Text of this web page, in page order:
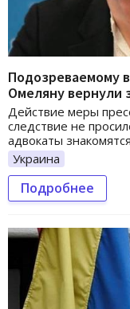
Подозреваемому
Омеляну вернули
Действие меры
следствие не
адвокаты
Украина
Подробнее